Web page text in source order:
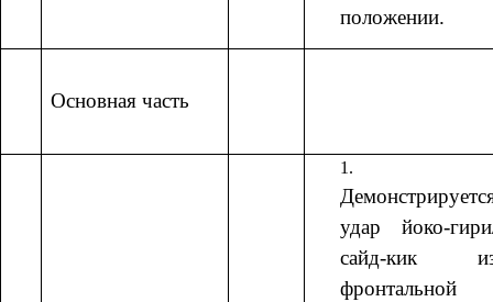
положении.
Основная часть
удар йоко-
сайд-кик
фронтальной